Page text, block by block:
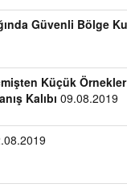
Güvenli Bölge
Küçük
Kalıbı 09.08.2019